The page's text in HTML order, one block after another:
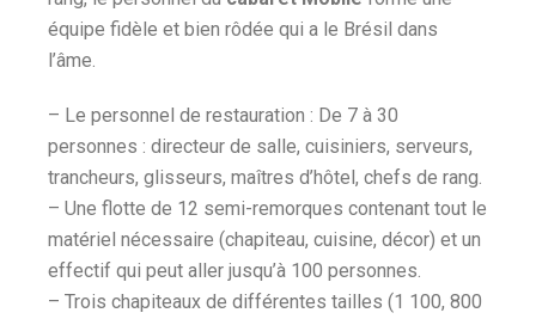
équipe fidèle et bien rôdée qui a le Brésil dans
l’âme.
– Le personnel de restauration : De 7 à 30
personnes : directeur de salle, cuisiniers, serveurs,
trancheurs, glisseurs, maîtres d’hôtel, chefs de rang.
– Une flotte de 12 semi-remorques contenant tout le
matériel nécessaire (chapiteau, cuisine, décor) et un
effectif qui peut aller jusqu’à 100 personnes.
– Trois chapiteaux de différentes tailles (1 100, 800